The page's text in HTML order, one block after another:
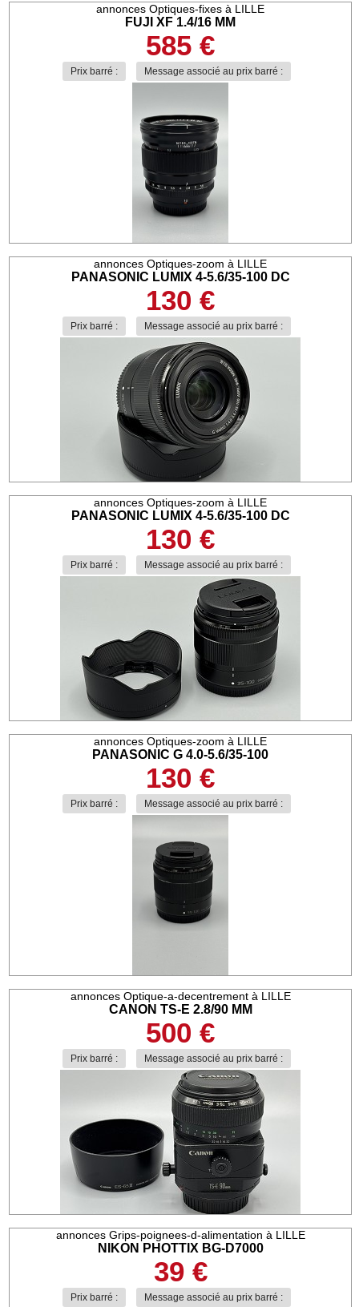
annonces Optiques-fixes à LILLE
FUJI XF 1.4/16 MM
585 €
Prix barré : Message associé au prix barré :
annonces Optiques-zoom à LILLE
PANASONIC LUMIX 4-5.6/35-100 DC
130 €
Prix barré : Message associé au prix barré :
annonces Optiques-zoom à LILLE
PANASONIC LUMIX 4-5.6/35-100 DC
130 €
Prix barré : Message associé au prix barré :
annonces Optiques-zoom à LILLE
PANASONIC G 4.0-5.6/35-100
130 €
Prix barré : Message associé au prix barré :
annonces Optique-a-decentrement à LILLE
CANON TS-E 2.8/90 MM
500 €
Prix barré : Message associé au prix barré :
annonces Grips-poignees-d-alimentation à LILLE
NIKON PHOTTIX BG-D7000
39 €
Prix barré : Message associé au prix barré :